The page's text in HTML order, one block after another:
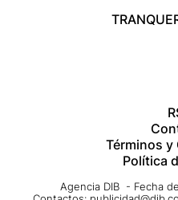
Términos y
Política
Agencia DIB - Fecha